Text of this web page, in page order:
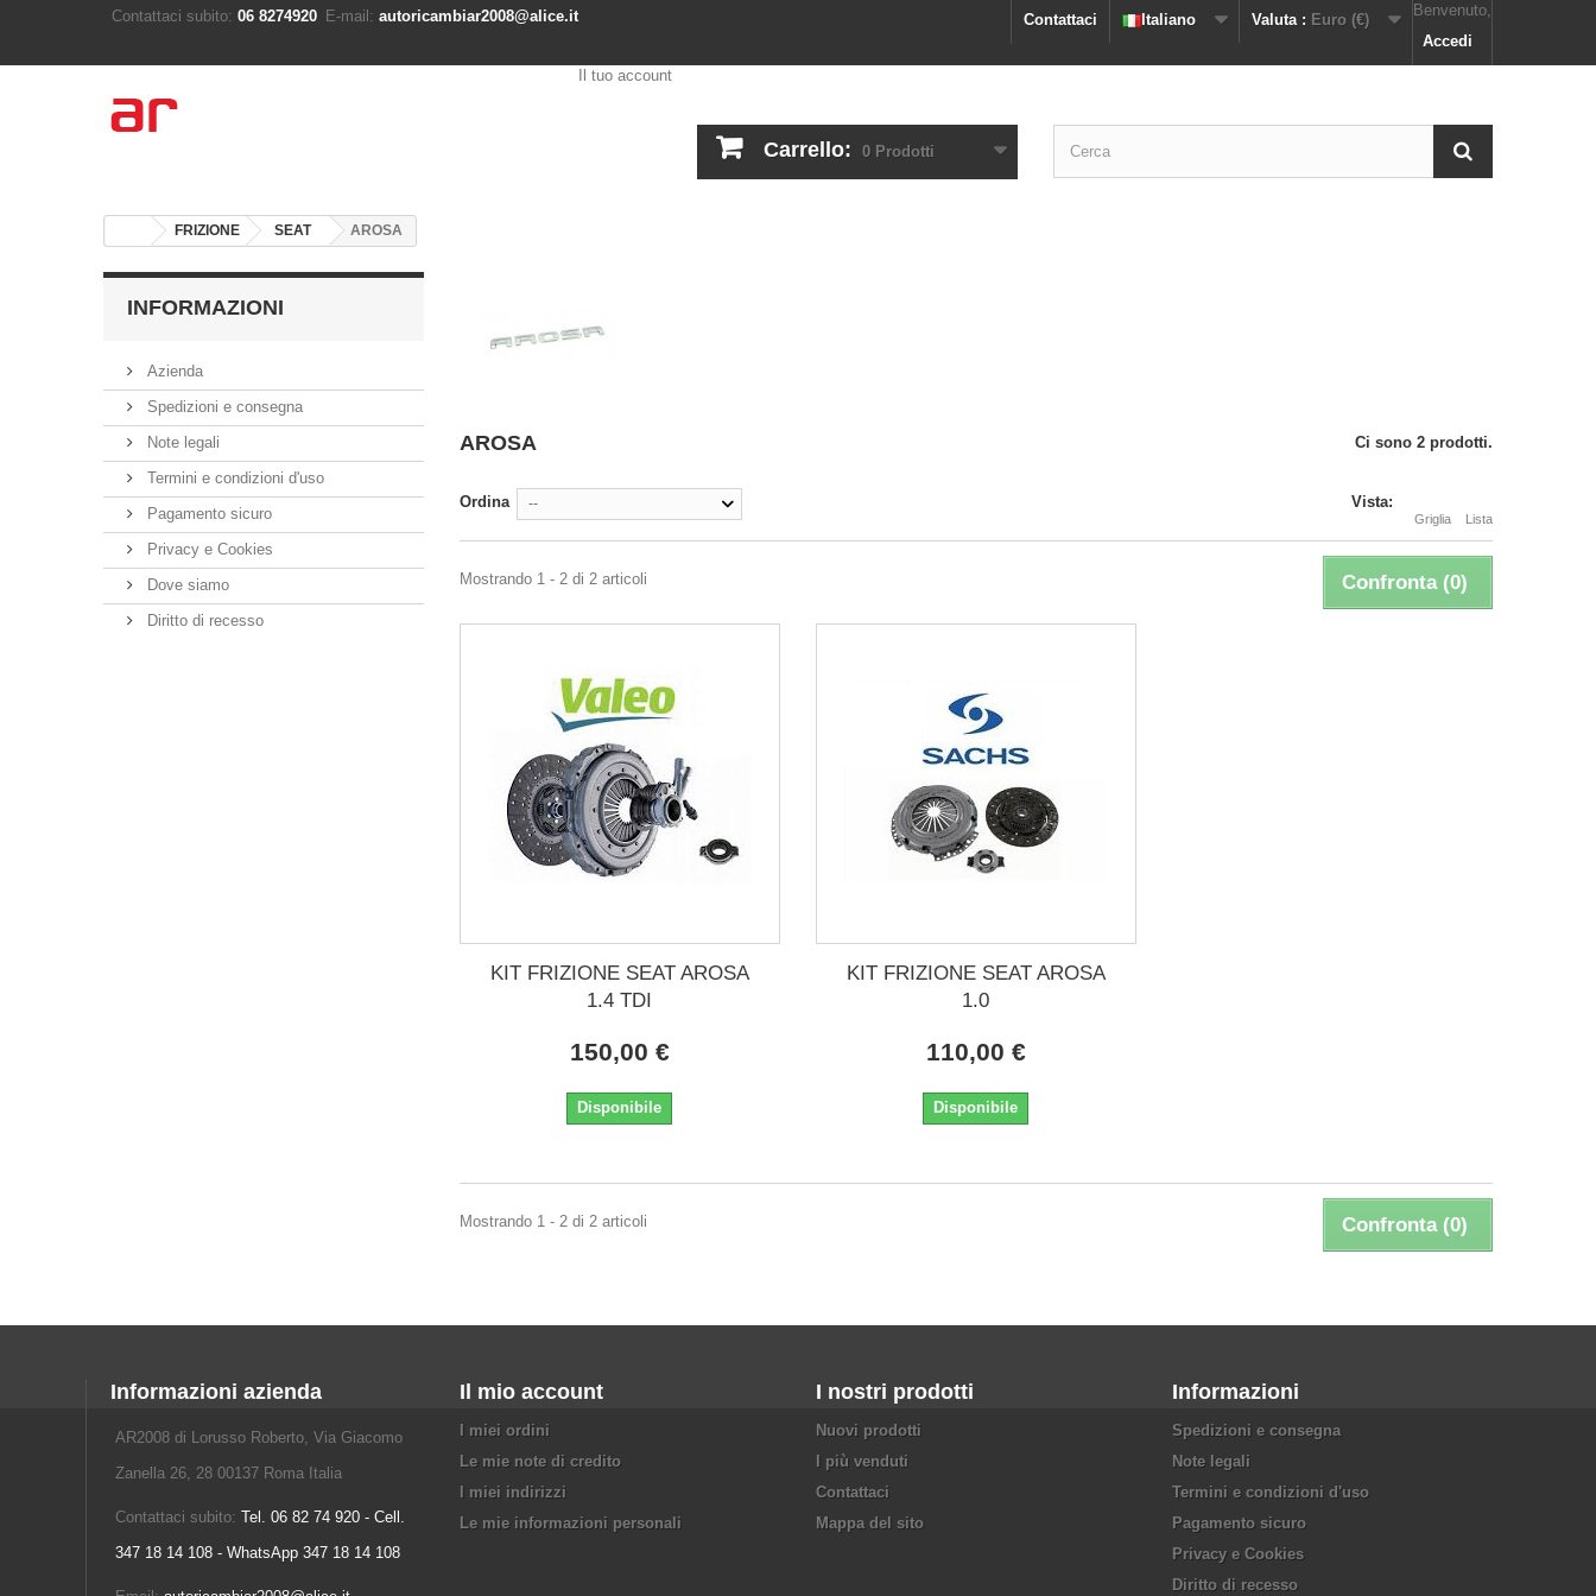
Benvenuto,
Accedi
Valuta : Euro (€)
Italiano
Contattaci
Contattaci subito: 06 8274920 E-mail: autoricambiar2008@alice.it
Carrello: 0 Prodotti
Il tuo account
FRIZIONE SEAT AROSA
INFORMAZIONI
Azienda
Spedizioni e consegna
Note legali
Termini e condizioni d'uso
Pagamento sicuro
Privacy e Cookies
Dove siamo
Diritto di recesso
AROSA Ci sono 2 prodotti.
Vista:
Griglia Lista
Ordina --
Confronta (0)
Mostrando 1 - 2 di 2 articoli
KIT FRIZIONE SEAT AROSA
1.4 TDI
150,00 €
Disponibile
KIT FRIZIONE SEAT AROSA
1.0
110,00 €
Disponibile
Confronta (0)
Mostrando 1 - 2 di 2 articoli
Informazioni azienda
AR2008 di Lorusso Roberto, Via Giacomo
Zanella 26, 28 00137 Roma Italia
Contattaci subito: Tel. 06 82 74 920 - Cell.
347 18 14 108 - WhatsApp 347 18 14 108
Il mio account
I miei ordini
Le mie note di credito
I miei indirizzi
Le mie informazioni personali
I nostri prodotti
Nuovi prodotti
I più venduti
Contattaci
Mappa del sito
Informazioni
Spedizioni e consegna
Note legali
Termini e condizioni d'uso
Pagamento sicuro
Privacy e Cookies
Diritto di recesso